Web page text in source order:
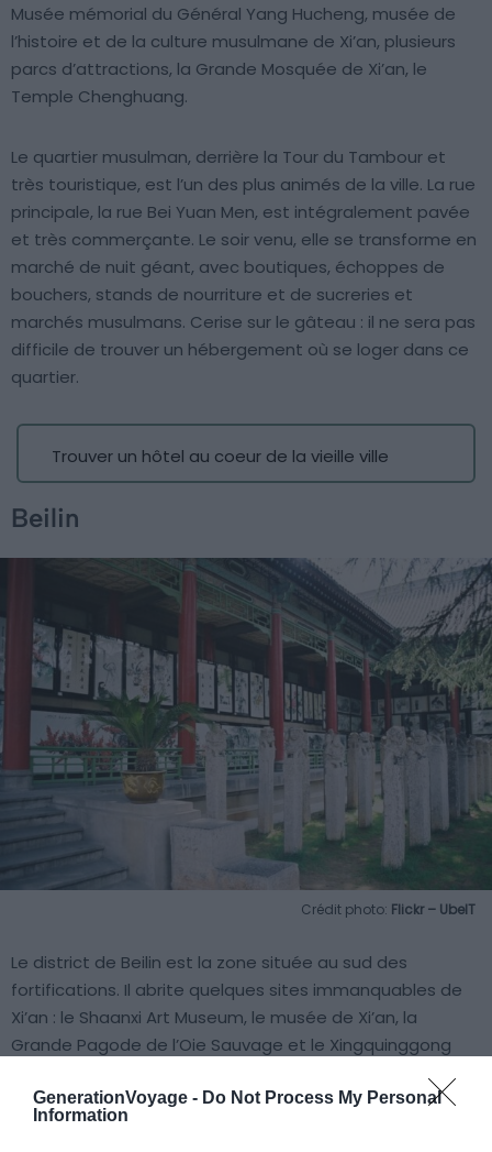
GenerationVoyage - Do Not Process My Personal
Information
Musée mémorial du Général Yang Hucheng, musée de
l’histoire et de la culture musulmane de Xi’an, plusieurs
parcs d’attractions, la Grande Mosquée de Xi’an, le
Temple Chenghuang.
Le quartier musulman, derrière la Tour du Tambour et
très touristique, est l’un des plus animés de la ville. La rue
principale, la rue Bei Yuan Men, est intégralement pavée
et très commerçante. Le soir venu, elle se transforme en
marché de nuit géant, avec boutiques, échoppes de
bouchers, stands de nourriture et de sucreries et
marchés musulmans. Cerise sur le gâteau : il ne sera pas
difficile de trouver un hébergement où se loger dans ce
quartier.
Trouver un hôtel au coeur de la vieille ville
Beilin
Crédit photo: Flickr – UbeIT
Le district de Beilin est la zone située au sud des
fortifications. Il abrite quelques sites immanquables de
Xi’an : le Shaanxi Art Museum, le musée de Xi’an, la
Grande Pagode de l’Oie Sauvage et le Xingquinggong
grandes enseignes occidentales de restauration et bien
entendu, des hôtels où dormir. Beilin s’apparente à un